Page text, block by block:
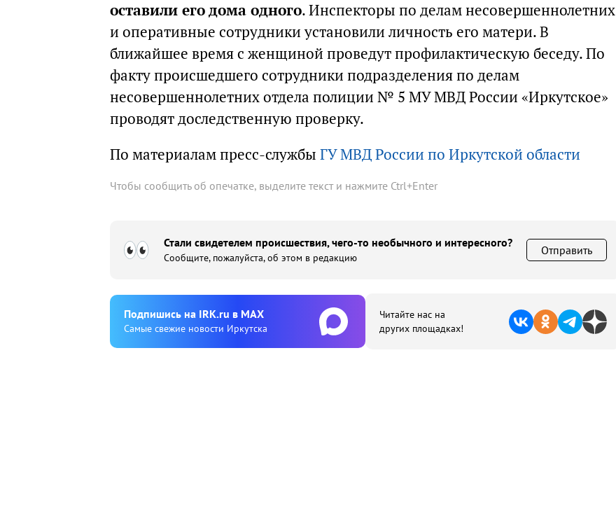
оставили его дома одного. Инспекторы по делам несовершеннолетних
и оперативные сотрудники установили личность его матери. В
ближайшее время с женщиной проведут профилактическую беседу. По
факту происшедшего сотрудники подразделения по делам
несовершеннолетних отдела полиции № 5 МУ МВД России «Иркутское»
проводят доследственную проверку.
По материалам пресс-службы ГУ МВД России по Иркутской области
Чтобы сообщить об опечатке, выделите текст и нажмите Ctrl+Enter
Стали свидетелем происшествия, чего-то необычного и интересного?
Сообщите, пожалуйста, об этом в редакцию
Отправить
Подпишиcь на IRK.ru в MAX
Cамые свежие новости Иркутска
Читайте нас на
других площадках!